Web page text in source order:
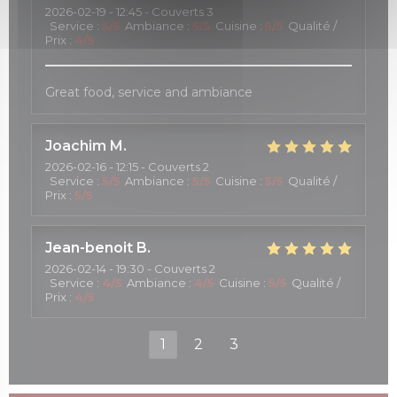
2026-02-19 - 12:45 - Couverts 3
Service : 5/5 Ambiance : 5/5 Cuisine : 5/5 Qualité /
Prix : 4/5
Great food, service and ambiance
Joachim M
2026-02-16 - 12:15 - Couverts 2
Service : 5/5 Ambiance : 5/5 Cuisine : 5/5 Qualité /
Prix : 5/5
Jean-benoit B
2026-02-14 - 19:30 - Couverts 2
Service : 4/5 Ambiance : 4/5 Cuisine : 5/5 Qualité /
Prix : 4/5
1 2 3